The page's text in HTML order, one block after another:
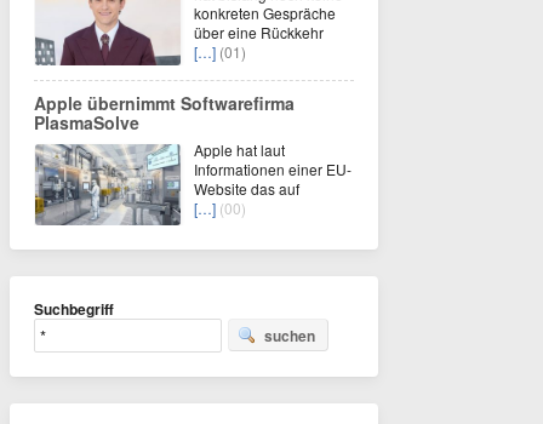
konkreten Gespräche
über eine Rückkehr
[…] (01)
Apple übernimmt Softwarefirma
PlasmaSolve
Apple hat laut
Informationen einer EU-
Website das auf
[…] (00)
Suchbegriff
suchen